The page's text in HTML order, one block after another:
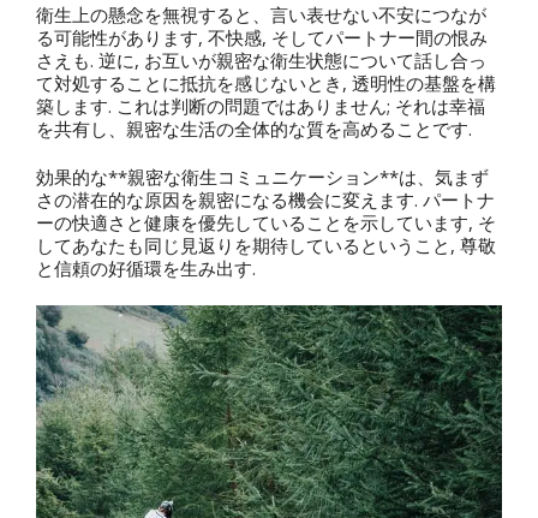
衛生上の懸念を無視すると、言い表せない不安につなが
る可能性があります, 不快感, そしてパートナー間の恨み
さえも. 逆に, お互いが親密な衛生状態について話し合っ
て対処することに抵抗を感じないとき, 透明性の基盤を構
築します. これは判断の問題ではありません; それは幸福
を共有し、親密な生活の全体的な質を高めることです.
効果的な**親密な衛生コミュニケーション**は、気まず
さの潜在的な原因を親密になる機会に変えます. パートナ
ーの快適さと健康を優先していることを示しています, そ
してあなたも同じ見返りを期待しているということ, 尊敬
と信頼の好循環を生み出す.